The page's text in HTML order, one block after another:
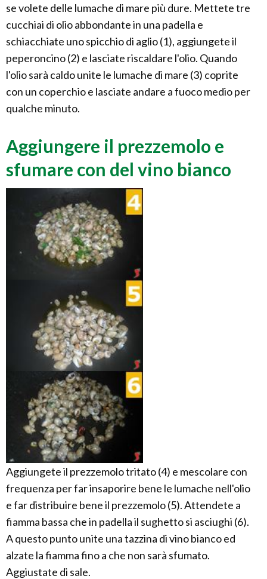
se volete delle lumache di mare più dure. Mettete tre
cucchiai di olio abbondante in una padella e
schiacchiate uno spicchio di aglio (1), aggiungete il
peperoncino (2) e lasciate riscaldare l'olio. Quando
l'olio sarà caldo unite le lumache di mare (3) coprite
con un coperchio e lasciate andare a fuoco medio per
qualche minuto.
Aggiungere il prezzemolo e
sfumare con del vino bianco
Aggiungete il prezzemolo tritato (4) e mescolare con
frequenza per far insaporire bene le lumache nell'olio
e far distribuire bene il prezzemolo (5). Attendete a
fiamma bassa che in padella il sughetto si asciughi (6).
A questo punto unite una tazzina di vino bianco ed
alzate la fiamma fino a che non sarà sfumato.
Aggiustate di sale.